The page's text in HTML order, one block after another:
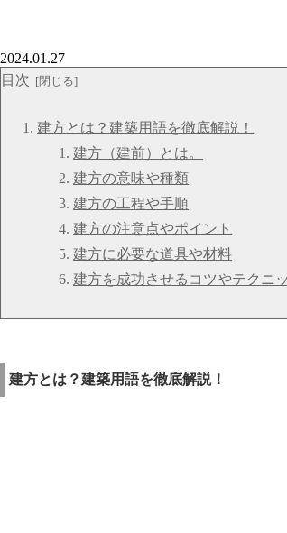
2024.01.27
目次
建方とは？建築用語を徹底解説！
建方（建前）とは。
建方の意味や種類
建方の工程や手順
建方の注意点やポイント
建方に必要な道具や材料
建方を成功させるコツやテクニ
建方とは？建築用語を徹底解説！